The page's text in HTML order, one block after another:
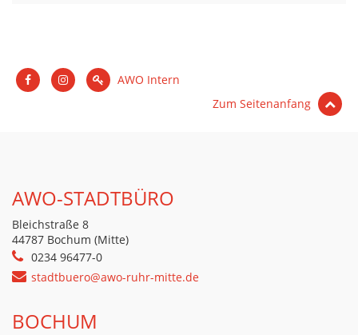
AWO Intern
Zum Seitenanfang
AWO-STADTBÜRO
Bleichstraße 8
44787 Bochum (Mitte)
0234 96477-0
stadtbuero@awo-ruhr-mitte.de
BOCHUM